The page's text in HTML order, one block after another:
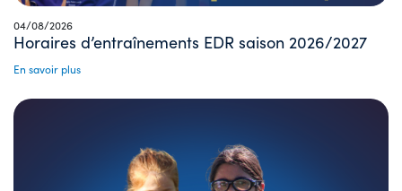
04/08/2026
Horaires d’entraînements EDR saison 2026/2027
En savoir plus